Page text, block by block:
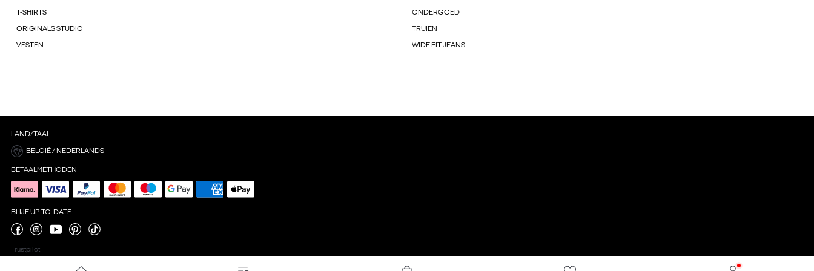
T-SHIRTS ONDERGOED
ORIGINALS STUDIO TRUIEN
VESTEN WIDE FIT JEANS
LAND/TAAL
BELGIË / NEDERLANDS
BETAALMETHODEN
BLIJF UP-TO-DATE
Trustpilot